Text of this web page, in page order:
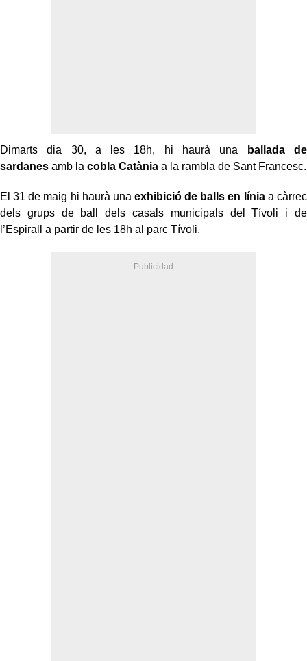
Dimarts dia 30, a les 18h, hi haurà una
ballada de
sardanes amb la cobla Catània a la rambla de Sant Francesc.
El 31 de maig hi haurà unaexhibició de balls en líniaa càrrec
dels grups de ball dels casals municipals del Tívoli i de
l’Espirall a partir de les 18h al parc Tívoli.